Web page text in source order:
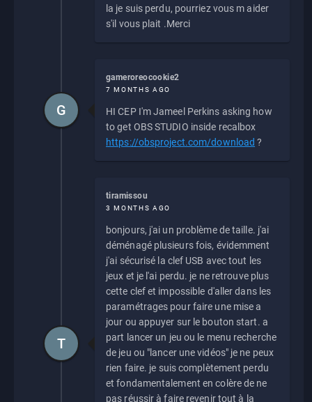
la je suis perdu, pourriez vous m aider
s'il vous plait .Merci
gameroreocookie2
7 MONTHS AGO
HI CEP I'm Jameel Perkins asking how
to get OBS STUDIO inside recalbox
https://obsproject.com/download ?
G
tiramissou
3 MONTHS AGO
bonjours, j'ai un problème de taille. j'ai
déménagé plusieurs fois, évidemment
j'ai sécurisé la clef USB avec tout les
jeux et je l'ai perdu. je ne retrouve plus
cette clef et impossible d'aller dans les
paramétrages pour faire une mise a
jour ou appuyer sur le bouton start. a
part lancer un jeu ou le menu recherche
de jeu ou "lancer une vidéos" je ne peux
rien faire. je suis complètement perdu
et fondamentalement en colère de ne
pas réussir à faire revenir tout à la
T